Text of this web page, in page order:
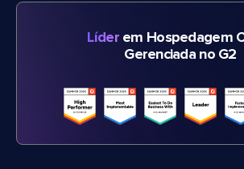
Líderem Hospedagem
Gerenciada no G2